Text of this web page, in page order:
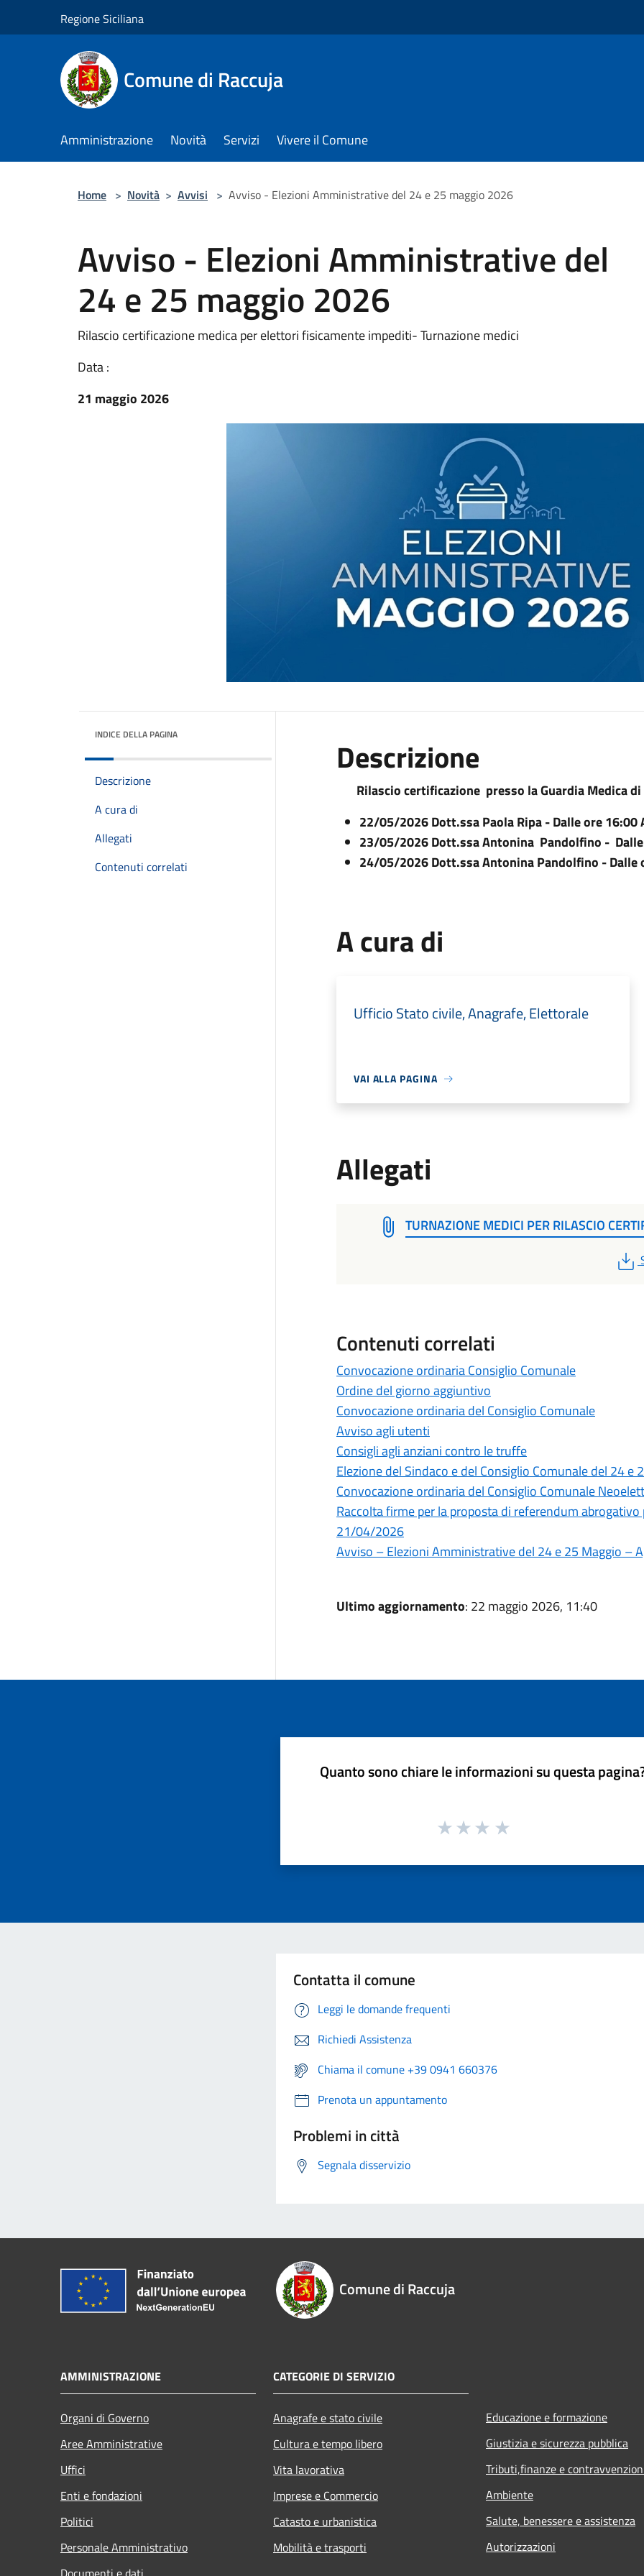
Regione Siciliana
Comune di Raccuja
Amministrazione Novità Servizi Vivere il Comune
Home > Novità > Avvisi > Avviso - Elezioni Amministrative del 24 e 25 maggio 2026
Avviso - Elezioni Amministrative del
24 e 25 maggio 2026
Rilascio certificazione medica per elettori fisicamente impediti- Turnazione medici
Data :
21 maggio 2026
INDICE DELLA PAGINA
Descrizione
A cura di
Allegati
Contenuti correlati
Descrizione
Rilascio certificazione presso la Guardia Medica di
22/05/2026 Dott.ssa Paola Ripa - Dalle ore 16:00
23/05/2026 Dott.ssa Antonina Pandolfino -
24/05/2026 Dott.ssa Antonina Pandolfino - Dalle
A cura di
Ufficio Stato civile, Anagrafe, Elettorale
VAI ALLA PAGINA
Allegati
TURNAZIONE MEDICI PER RILASCIO
Contenuti correlati
Convocazione ordinaria Consiglio Comunale
Ordine del giorno aggiuntivo
Convocazione ordinaria del Consiglio Comunale
Avviso agli utenti
Consigli agli anziani contro le truffe
Elezione del Sindaco e del Consiglio Comunale del 24 e
Convocazione ordinaria del Consiglio Comunale
Raccolta firme per la proposta di referendum
21/04/2026
Avviso – Elezioni Amministrative del 24 e 25 Maggio –
Ultimo aggiornamento: 22 maggio 2026, 11:40
Quanto sono chiare le informazioni su questa
Contatta il comune
Leggi le domande frequenti
Richiedi Assistenza
Chiama il comune +39 0941 660376
Prenota un appuntamento
Problemi in città
Segnala disservizio
Comune di Raccuja
AMMINISTRAZIONE
Organi di Governo
Aree Amministrative
Uffici
Enti e fondazioni
Politici
Personale Amministrativo
CATEGORIE DI SERVIZIO
Anagrafe e stato civile
Cultura e tempo libero
Vita lavorativa
Imprese e Commercio
Catasto e urbanistica
Mobilità e trasporti
Educazione e formazione
Giustizia e sicurezza pubblica
Tributi,finanze e
Ambiente
Salute, benessere e assistenza
Autorizzazioni